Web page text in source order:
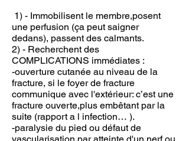
1) - Immobilisent le membre,posent
une perfusion (ça peut saigner
dedans), passent des calmants.
2) - Recherchent des
COMPLICATIONS immédiates :
-ouverture cutanée au niveau de la
fracture, si le foyer de fracture
communique avec l'extérieur: c’est une
fracture ouverte,plus embêtant par la
suite (rapport a l infection… ).
-paralysie du pied ou défaut de